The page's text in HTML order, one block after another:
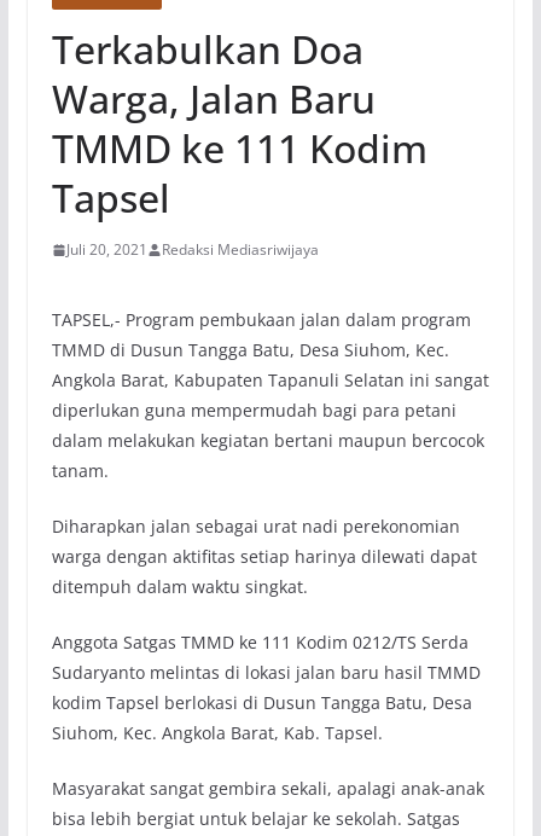
Terkabulkan Doa
Warga, Jalan Baru
TMMD ke 111 Kodim
Tapsel
Juli 20, 2021 Redaksi Mediasriwijaya
TAPSEL,- Program pembukaan jalan dalam program
TMMD di Dusun Tangga Batu, Desa Siuhom, Kec.
Angkola Barat, Kabupaten Tapanuli Selatan ini sangat
diperlukan guna mempermudah bagi para petani
dalam melakukan kegiatan bertani maupun bercocok
tanam.
Diharapkan jalan sebagai urat nadi perekonomian
warga dengan aktifitas setiap harinya dilewati dapat
ditempuh dalam waktu singkat.
Anggota Satgas TMMD ke 111 Kodim 0212/TS Serda
Sudaryanto melintas di lokasi jalan baru hasil TMMD
kodim Tapsel berlokasi di Dusun Tangga Batu, Desa
Siuhom, Kec. Angkola Barat, Kab. Tapsel.
Masyarakat sangat gembira sekali, apalagi anak-anak
bisa lebih bergiat untuk belajar ke sekolah. Satgas